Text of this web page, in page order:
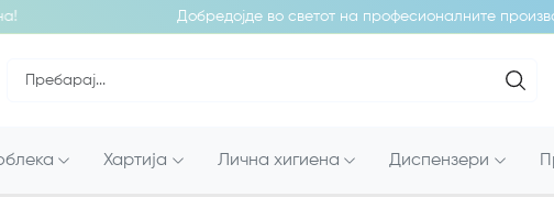
Добредојде во светот на професионалните
Хартија Лична хигиена Диспензери